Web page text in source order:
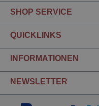
SHOP SERVICE
QUICKLINKS
INFORMATIONEN
NEWSLETTER